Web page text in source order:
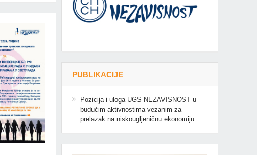
PUBLIKACIJE
Pozicija i uloga UGS NEZAVISNOST u
budućim aktivnostima vezanim za
prelazak na niskougljeničnu ekonomiju